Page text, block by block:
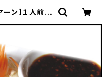
ーン】１人前 |